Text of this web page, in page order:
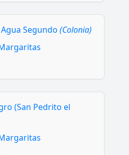
Segundo (Colonia)
(San Pedrito el